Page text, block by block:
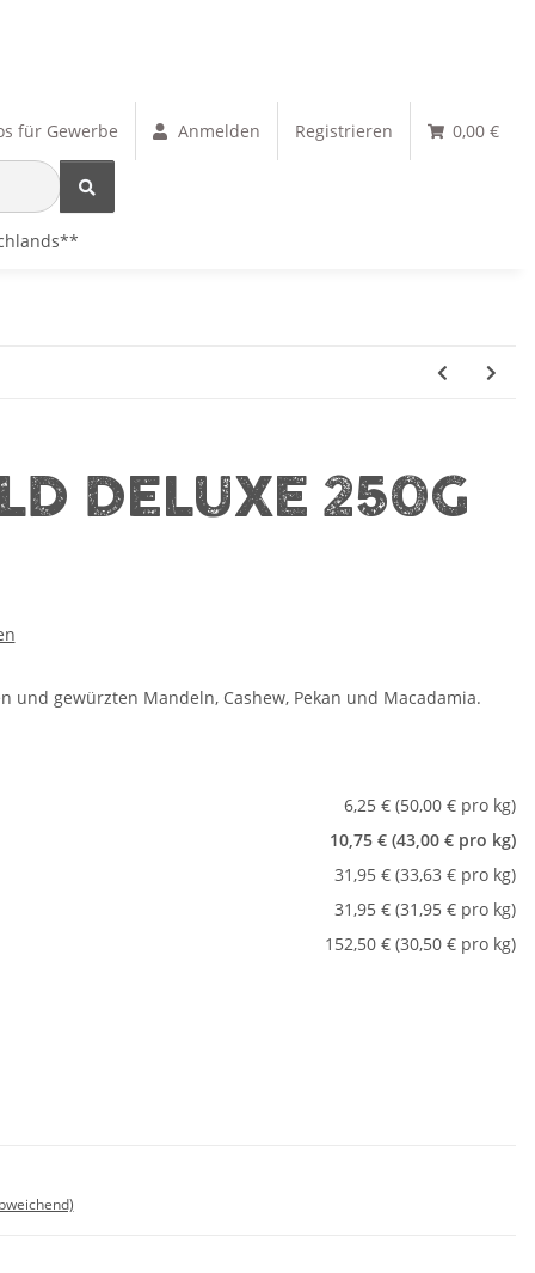
für Gewerbe Anmelden Registrieren 0,00 €
DELUXE 250G
und gewürzten Mandeln, Cashew, Pekan und Macadamia.
6,25 € (50,00 € pro kg)
10,75 € (43,00 € pro kg)
31,95 € (33,63 € pro kg)
31,95 € (31,95 € pro kg)
152,50 € (30,50 € pro kg)